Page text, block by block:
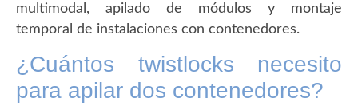
multimodal, apilado de módulos y montaje
temporal de instalaciones con contenedores.
¿Cuántos twistlocks necesito
para apilar dos contenedores?